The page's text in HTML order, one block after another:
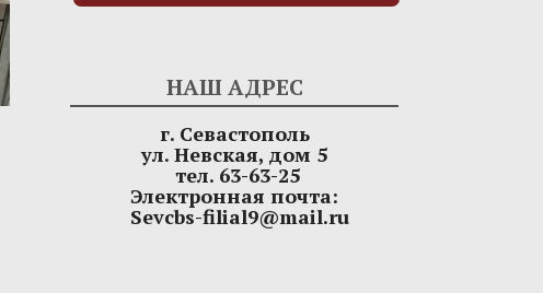
НАШ АДРЕС
г. Севастополь
ул. Невская, дом 5
тел. 63-63-25
Электронная почта:
Sevcbs-filial9@mail.ru